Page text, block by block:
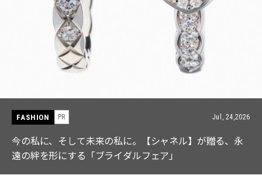
FASHION PR Jul, 15,2026
【ICB】人気インフルエンサーと共同制作! 週5で着たく
なる「名品ブラウス」２選